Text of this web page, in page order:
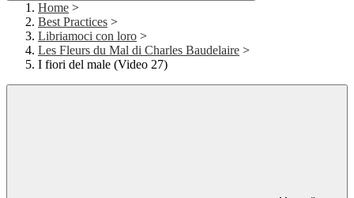
Home >
Best Practices >
Libriamoci con loro >
Les Fleurs du Mal di Charles Baudelaire >
I fiori del male (Video 27)